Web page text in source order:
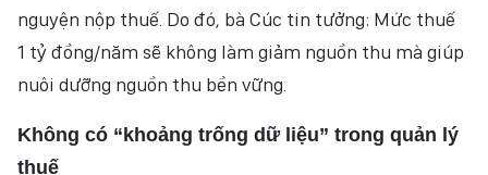
nguyện nộp thuế. Do đó, bà Cúc tin tưởng: Mức thuế
1 tỷ đồng/năm sẽ không làm giảm nguồn thu mà giúp
nuôi dưỡng nguồn thu bền vững.
Không có “khoảng trống dữ liệu” trong quản lý
thuế